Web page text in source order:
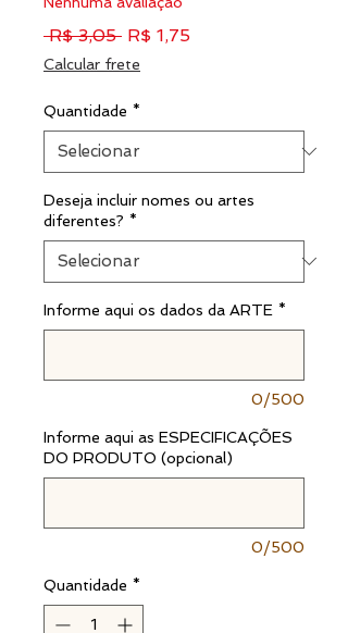
R$ 3,05 Preço
R$ 1,75Preço
Calcular frete
Quantidade *
Deseja incluir nomes ou artes
diferentes? *
Informe aqui os dados da ARTE *
0/500
Informe aqui as ESPECIFICAÇÕES
DO PRODUTO (opcional)
0/500
Quantidade *